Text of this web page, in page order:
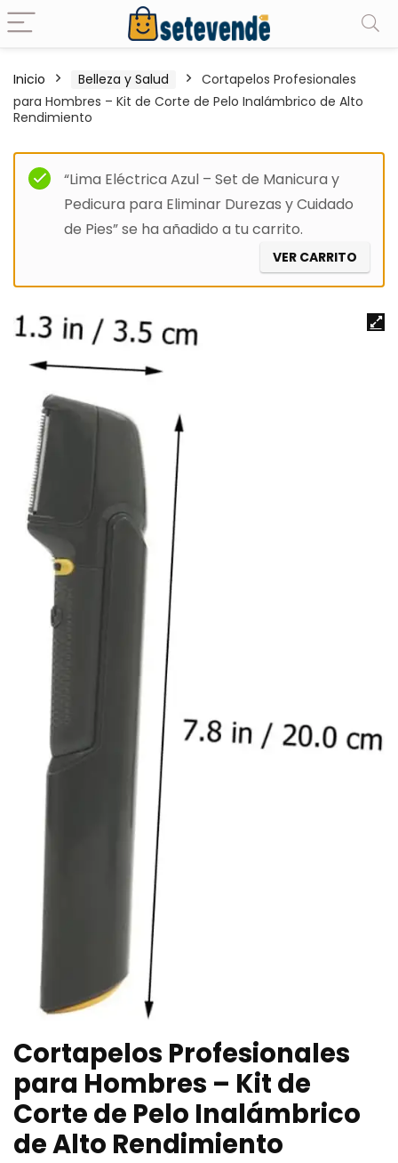
Inicio Belleza y Salud
Cortapelos Profesionales
para Hombres – Kit de Corte de Pelo Inalámbrico de Alto
Rendimiento
“Lima Eléctrica Azul – Set de Manicura y
Pedicura para Eliminar Durezas y Cuidado
de Pies” se ha añadido a tu carrito.
VER CARRITO
Cortapelos Profesionales
para Hombres – Kit de
Corte de Pelo Inalámbrico
de Alto Rendimiento